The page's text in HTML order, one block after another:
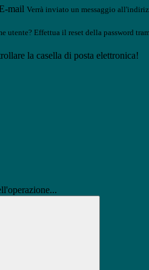
mail Verrà inviato un messaggio
utente? Effettua il reset della password
la casella di posta elettronica!